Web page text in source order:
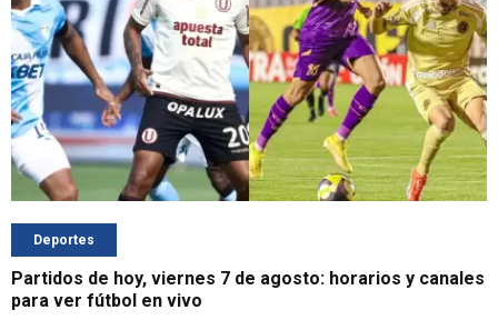
Deportes
Partidos de hoy, viernes 7 de agosto: horarios y canales
para ver fútbol en vivo